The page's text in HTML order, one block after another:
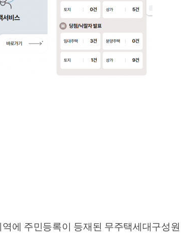
에 주민등록이 등재된 무주택세대구성원